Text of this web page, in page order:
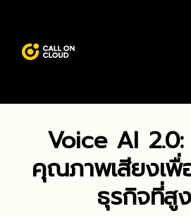
Voice AI
คุณภาพเสียงเพื่
ธุรกิจที่สู